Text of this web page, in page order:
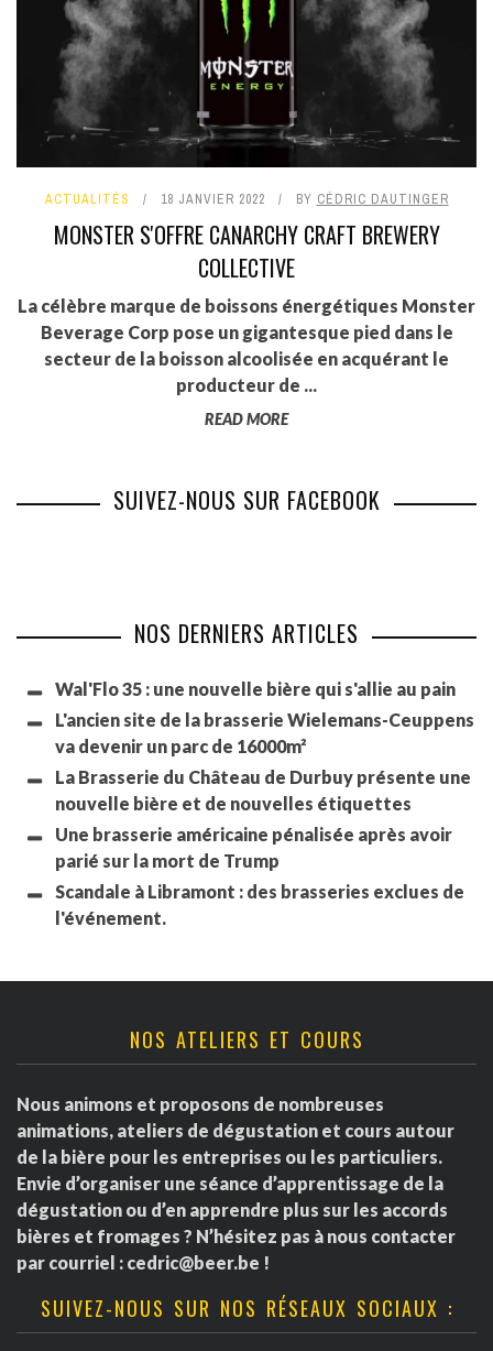
ACTUALITÉS 18 JANVIER 2022 BY CÉDRIC DAUTINGER
MONSTER S'OFFRE CANARCHY CRAFT BREWERY
COLLECTIVE
La célèbre marque de boissons énergétiques Monster
Beverage Corp pose un gigantesque pied dans le
secteur de la boisson alcoolisée en acquérant le
producteur de ...
READ MORE
SUIVEZ-NOUS SUR FACEBOOK
NOS DERNIERS ARTICLES
Wal'Flo 35 : une nouvelle bière qui s'allie au pain
L'ancien site de la brasserie Wielemans-Ceuppens
va devenir un parc de 16000m²
La Brasserie du Château de Durbuy présente une
nouvelle bière et de nouvelles étiquettes
Une brasserie américaine pénalisée après avoir
parié sur la mort de Trump
Scandale à Libramont : des brasseries exclues de
l'événement.
NOS ATELIERS ET COURS
Nous animons et proposons de nombreuses
animations, ateliers de dégustation et cours autour
de la bière pour les entreprises ou les particuliers.
Envie d’organiser une séance d’apprentissage de la
dégustation ou d’en apprendre plus sur les accords
bières et fromages ? N’hésitez pas à nous contacter
par courriel : cedric@beer.be !
SUIVEZ-NOUS SUR NOS RÉSEAUX SOCIAUX :